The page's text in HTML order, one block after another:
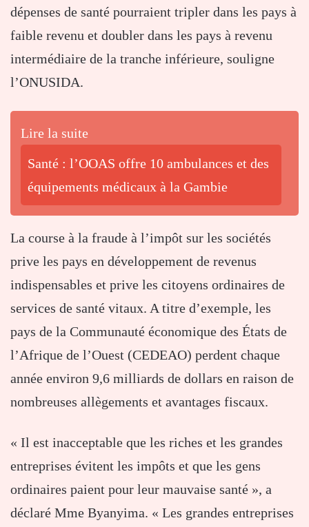
dépenses de santé pourraient tripler dans les pays à
faible revenu et doubler dans les pays à revenu
intermédiaire de la tranche inférieure, souligne
l’ONUSIDA.
Lire la suite
Santé : l’OOAS offre 10 ambulances et des
équipements médicaux à la Gambie
La course à la fraude à l’impôt sur les sociétés
prive les pays en développement de revenus
indispensables et prive les citoyens ordinaires de
services de santé vitaux. A titre d’exemple, les
pays de la Communauté économique des États de
l’Afrique de l’Ouest (CEDEAO) perdent chaque
année environ 9,6 milliards de dollars en raison de
nombreuses allègements et avantages fiscaux.
« Il est inacceptable que les riches et les grandes
entreprises évitent les impôts et que les gens
ordinaires paient pour leur mauvaise santé », a
déclaré Mme Byanyima. « Les grandes entreprises